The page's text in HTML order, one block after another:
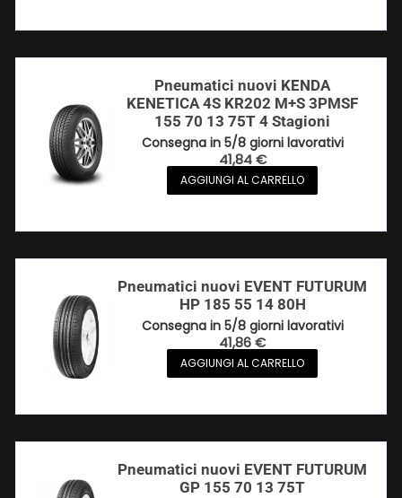
Pneumatici nuovi KENDA
KENETICA 4S KR202 M+S 3PMSF
155 70 13 75T 4 Stagioni
Consegna in 5/8 giorni lavorativi
41,84€
AGGIUNGI AL CARRELLO
Pneumatici nuovi EVENT FUTURUM
HP 185 55 14 80H
Consegna in 5/8 giorni lavorativi
41,86€
AGGIUNGI AL CARRELLO
Pneumatici nuovi EVENT FUTURUM
GP 155 70 13 75T